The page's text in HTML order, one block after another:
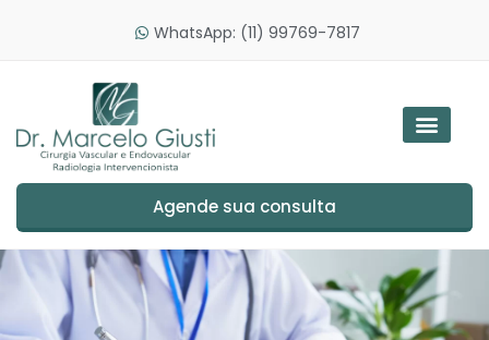
WhatsApp: (11) 99769-7817
Agende sua consulta